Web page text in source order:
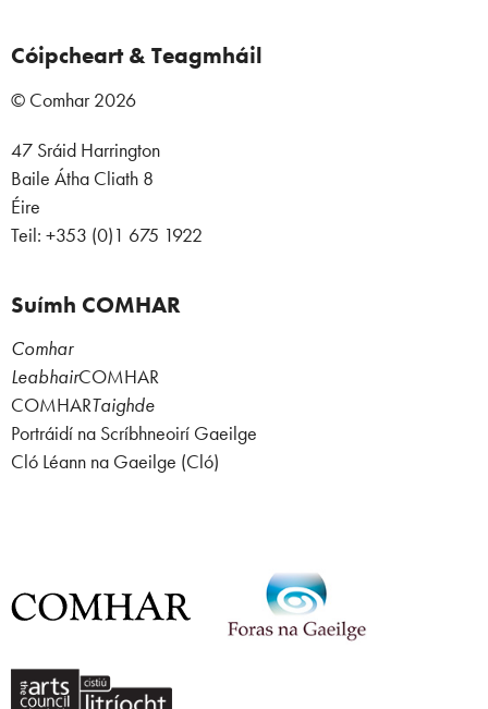
Cóipcheart & Teagmháil
© Comhar 2026
47 Sráid Harrington
Baile Átha Cliath 8
Éire
Teil: +353 (0)1 675 1922
Suímh COMHAR
Comhar
LeabhairCOMHAR
COMHARTaighde
Portráidí na Scríbhneoirí Gaeilge
Cló Léann na Gaeilge (Cló)